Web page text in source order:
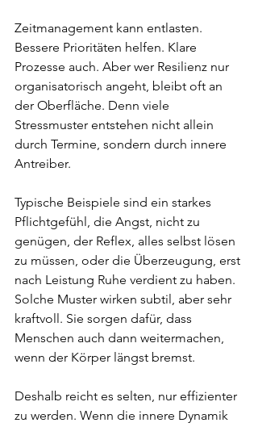
Zeitmanagement kann entlasten.
Bessere Prioritäten helfen. Klare
Prozesse auch. Aber wer Resilienz nur
organisatorisch angeht, bleibt oft an
der Oberfläche. Denn viele
Stressmuster entstehen nicht allein
durch Termine, sondern durch innere
Antreiber.
Typische Beispiele sind ein starkes
Pflichtgefühl, die Angst, nicht zu
genügen, der Reflex, alles selbst lösen
zu müssen, oder die Überzeugung, erst
nach Leistung Ruhe verdient zu haben.
Solche Muster wirken subtil, aber sehr
kraftvoll. Sie sorgen dafür, dass
Menschen auch dann weitermachen,
wenn der Körper längst bremst.
Deshalb reicht es selten, nur effizienter
zu werden. Wenn die innere Dynamik